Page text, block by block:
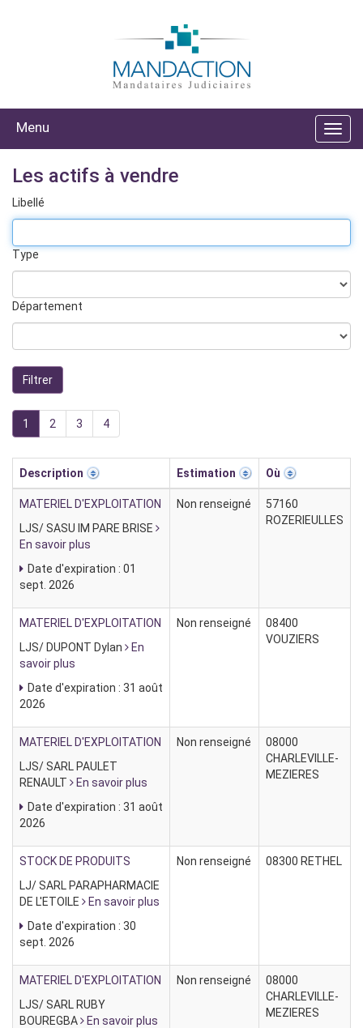
Menu
Les actifs à vendre
Libellé
Type
Département
1 2 3 4
Description Estimation Où
MATERIEL D'EXPLOITATION
LJS/ SASU IM PARE BRISE
En savoir plus
Date d'expiration : 01
sept. 2026
Non renseigné
57160
ROZERIEULLES
MATERIEL D'EXPLOITATION
LJS/ DUPONT Dylan
En
savoir plus
Date d'expiration : 31 août
2026
Non renseigné
08400
VOUZIERS
MATERIEL D'EXPLOITATION
LJS/ SARL PAULET
RENAULT
En savoir plus
Date d'expiration : 31 août
2026
Non renseigné
08000
CHARLEVILLE-
MEZIERES
STOCK DE PRODUITS
LJ/ SARL PARAPHARMACIE
DE L'ETOILE
En savoir plus
Date d'expiration : 30
sept. 2026
Non renseigné 08300 RETHEL
MATERIEL D'EXPLOITATION
LJS/ SARL RUBY
BOUREGBA
En savoir plus
Non renseigné
08000
CHARLEVILLE-
MEZIERES